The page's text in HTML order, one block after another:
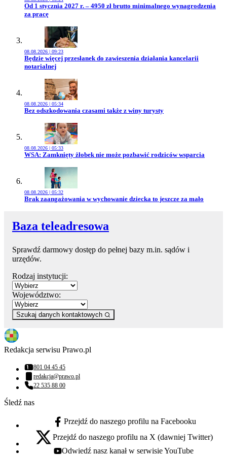
Przejdź do artykułu:
Od 1 stycznia 2027 r. – 4950 zł brutto minimalnego wynagrodzenia
za pracę
08.08.2026 | 09:23
Przejdź do artykułu:
Będzie więcej przesłanek do zawieszenia działania kancelarii
notarialnej
08.08.2026 | 05:34
Przejdź do artykułu:
Bez odszkodowania czasami także z winy turysty
08.08.2026 | 05:33
Przejdź do artykułu:
WSA: Zamknięty żłobek nie może pozbawić rodziców wsparcia
08.08.2026 | 05:32
Przejdź do artykułu:
Brak zaangażowania w wychowanie dziecka to jeszcze za mało
Baza teleadresowa
Sprawdź darmowy dostęp do pełnej bazy m.in. sądów i
urzędów.
Rodzaj instytucji:
Województwo:
Szukaj danych kontaktowych
Redakcja serwisu Prawo.pl
Numer telefonu:
801 04 45 45
Adres email:
redakcja@prawo.pl
Numer telefonu:
22 535 88 00
Śledź nas
facebook - otwiera się w nowej karcie
Przejdź do naszego profilu na Facebooku
x - otwiera się w nowej karcie
Przejdź do naszego profilu na X (dawniej Twitter)
Odwiedź nasz kanał w serwisie YouTube